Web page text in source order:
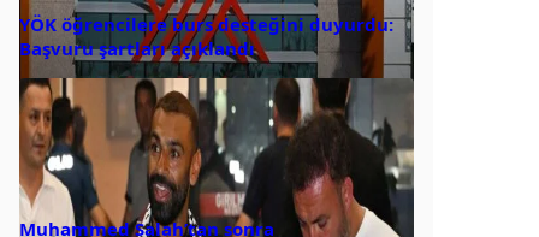
YÖK öğrencilere burs desteğini duyurdu:
Başvuru şartları açıklandı
Muhammed Salah’tan sonra